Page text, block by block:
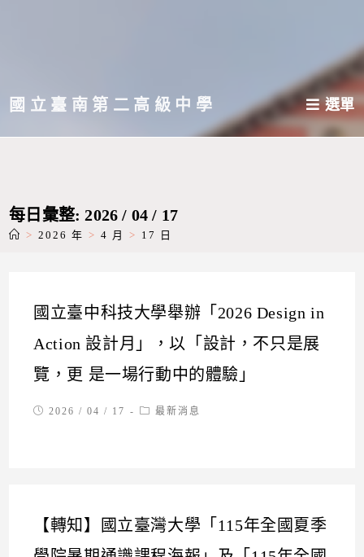
主國立臺南第二高級中學 選單
每日彙整: 2026 / 04 / 17
> 2026 年 > 4 月 > 17 日
國立臺中科技大學舉辦「2026 Design in
Action 設計月」，以「設計，不只是展
覽，更 是一場行動中的體驗」
Post2026 / 04 / 17
Post最新消息
【轉知】國立臺灣大學「115年全國夏季